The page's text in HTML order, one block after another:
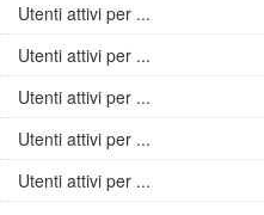
Utenti attivi per ...
Utenti attivi per ...
Utenti attivi per ...
Utenti attivi per ...
Utenti attivi per ...